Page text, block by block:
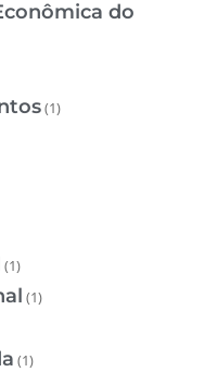
do
(1)
(1)
(1)
(1)